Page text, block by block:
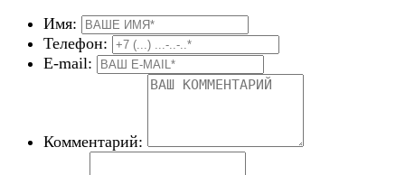
Имя:
Телефон:
E-mail:
Комментарий: